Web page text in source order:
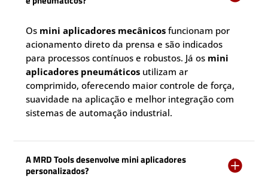
Os mini aplicadores mecânicos funcionam por
acionamento direto da prensa e são indicados
para processos contínuos e robustos. Já os mini
aplicadores pneumáticos utilizam ar
comprimido, oferecendo maior controle de força,
suavidade na aplicação e melhor integração com
sistemas de automação industrial.
A MRD Tools desenvolve mini aplicadores
personalizados?
